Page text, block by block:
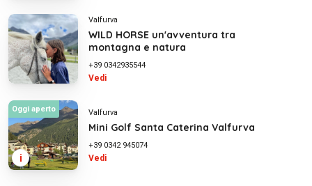
Valfurva
WILD HORSE un'avventura tra
montagna e natura
+39 0342935544
Vedi
i
Oggi aperto Valfurva
Mini Golf Santa Caterina Valfurva
+39 0342 945074
Vedi